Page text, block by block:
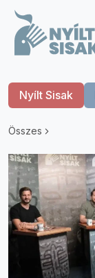
Nyílt Sisak
Összes